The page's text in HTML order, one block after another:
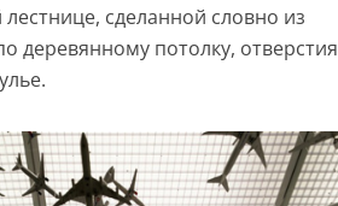
сделанной словно из
потолку, отверстия